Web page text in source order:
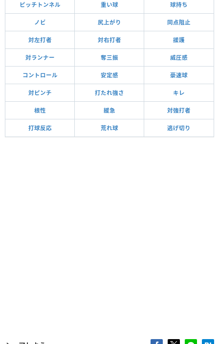
ピッチトンネル 重い球 球持ち
ノビ 尻上がり 同点阻止
対左打者 対右打者 援護
対ランナー 奪三振 威圧感
コントロール 安定感 豪速球
対ピンチ 打たれ強さ キレ
根性 緩急 対強打者
打球反応 荒れ球 逃げ切り